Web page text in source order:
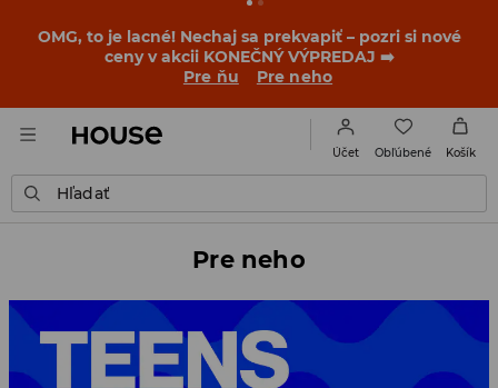
OMG, to je lacné! Nechaj sa prekvapiť – pozri si nové
ceny v akcii KONEČNÝ VÝPREDAJ ➡️
Pre ňu
Pre neho
Účet Obľúbené Košík
Hľadať
Pre neho